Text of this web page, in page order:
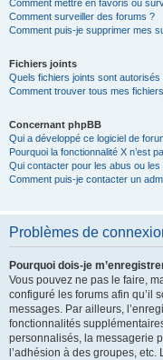
Comment mettre en favoris ou
Comment surveiller des forums ?
Comment puis-je supprimer mes
Fichiers joints
Quels fichiers joints sont
Comment trouver tous mes
Concernant phpBB
Qui a développé ce logiciel de
Pourquoi la fonctionnalité X n’est
Qui contacter pour les abus ou
Comment puis-je contacter un
Problèmes de
Pourquoi dois-je
Vous pouvez ne pas le faire,
configuré les forums afin qu’il
messages. Par ailleurs,
fonctionnalités
personnalisés, la messagerie
l’adhésion à des groupes,